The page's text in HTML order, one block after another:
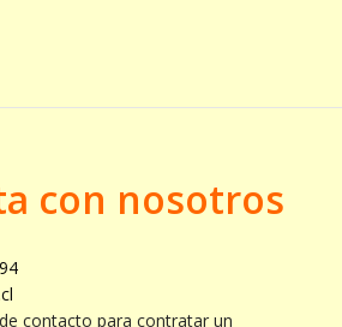
con nosotros
contacto para contratar un